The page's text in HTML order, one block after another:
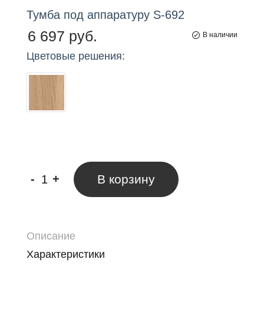
Тумба под аппаратуру S-692
6 697 руб. В наличии
Цветовые решения:
- + В корзину
Описание
Характеристики